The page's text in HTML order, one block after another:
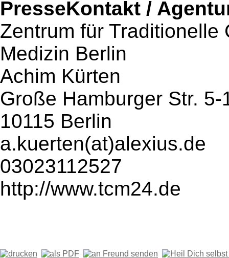
PresseKontakt /
Zentrum für
Medizin Berlin
Achim Kürten
Große Hamburger Str. 5-
10115 Berlin
a.kuerten(at)alexius.de
03023112527
http://www.tcm24.de